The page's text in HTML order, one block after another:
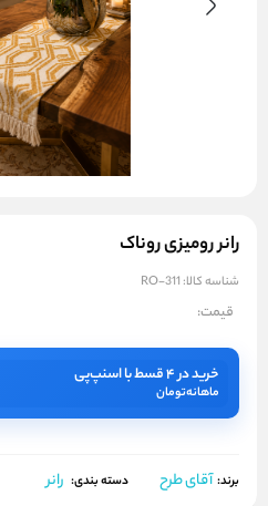
رانر رومیزی روناک
شناسه کالا: RO-311
قیمت:
خرید در ۴ قسط با اسنپ‌پی
ماهانهتومان
برند: آقای طرح دسته بندی: رانر